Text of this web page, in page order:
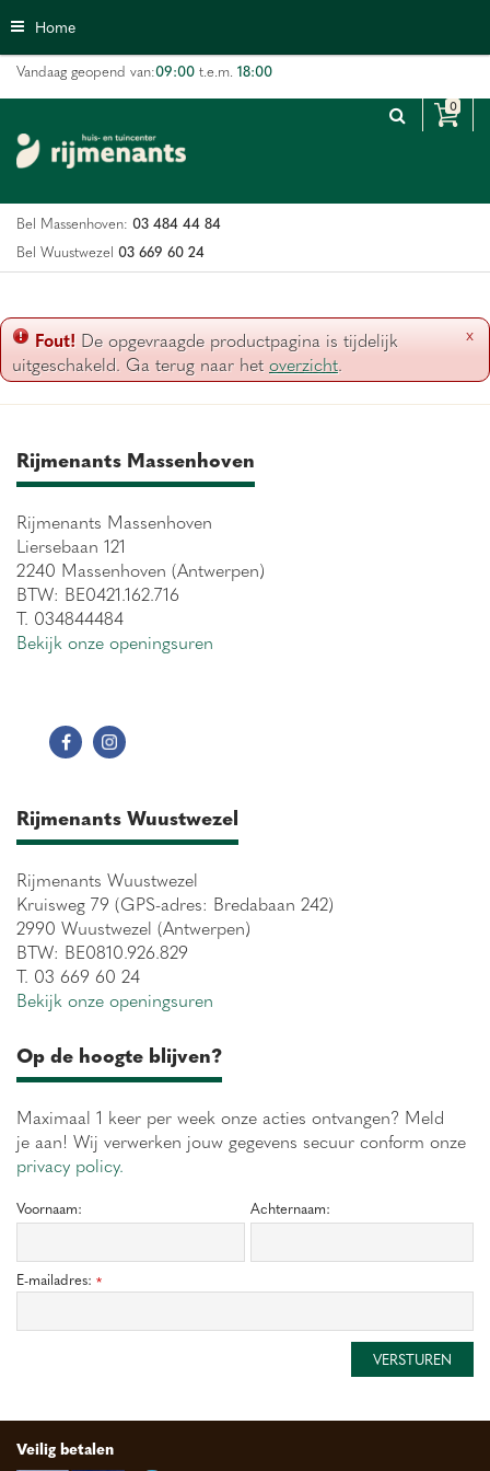
n
n
n
Home
Vandaag geopend van:09:00 t.e.m. 18:00
Bel Massenhoven: 03 484 44 84
Bel Wuustwezel 03 669 60 24
x
Fout! De opgevraagde productpagina is tijdelijk
uitgeschakeld. Ga terug naar het overzicht.
Rijmenants Massenhoven
Rijmenants Massenhoven
Liersebaan 121
2240 Massenhoven (Antwerpen)
BTW: BE0421.162.716
T. 034844484
Bekijk onze openingsuren
Rijmenants Wuustwezel
Rijmenants Wuustwezel
Kruisweg 79 (GPS-adres: Bredabaan 242)
2990 Wuustwezel (Antwerpen)
BTW: BE0810.926.829
T. 03 669 60 24
Bekijk onze openingsuren
Op de hoogte blijven?
Maximaal 1 keer per week onze acties ontvangen? Meld
je aan! Wij verwerken jouw gegevens secuur conform onze
privacy policy.
Voornaam: Achternaam:
E-mailadres: *
Veilig betalen